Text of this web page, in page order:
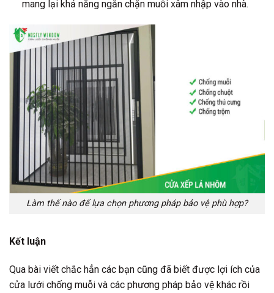
mang lại khả năng ngăn chặn muỗi xâm nhập vào nhà.
Làm thế nào để lựa chọn phương pháp bảo vệ phù hợp?
Kết luận
Qua bài viết chắc hẳn các bạn cũng đã biết được lợi ích của
cửa lưới chống muỗi và các phương pháp bảo vệ khác rồi